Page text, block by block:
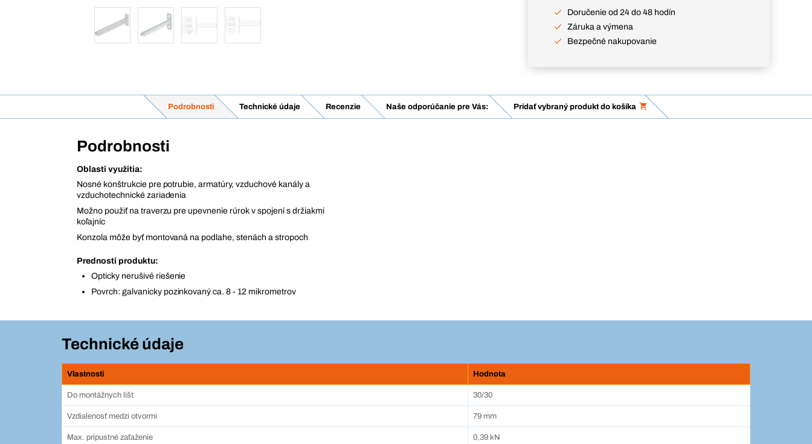
Doručenie od 24 do 48 hodín
Záruka a výmena
Bezpečné nakupovanie
Podrobnosti Technické údaje Recenzie Naše odporúčanie pre Vás: Pridať vybraný produkt do košíka
Podrobnosti
Oblasti využitia:
Nosné konštrukcie pre potrubie, armatúry, vzduchové kanály a
vzduchotechnické zariadenia
Možno použiť na traverzu pre upevnenie rúrok v spojení s držiakmi
koľajníc
Konzola môže byť montovaná na podlahe, stenách a stropoch
Prednosti produktu:
Opticky nerušivé riešenie
Povrch: galvanicky pozinkovaný ca. 8 - 12 mikrometrov
Technické údaje
Vlastnosti Hodnota
Do montážnych líšt 30/30
Vzdialenosť medzi otvormi 79 mm
Max. prípustné zaťaženie 0,39 kN